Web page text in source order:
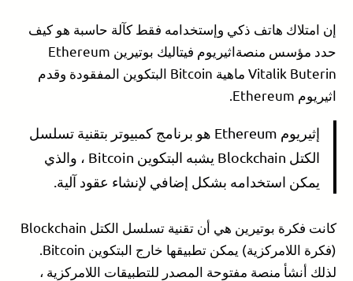
إن امتلاك هاتف ذكي وإستخدامه فقط كآلة حاسبة هو كيف
حدد مؤسس منصةاثيريوم فيتاليك بوتيرين Ethereum
Vitalik Buterin ماهية Bitcoin البتكوين المفقودة وقدم
اثيريوم Ethereum.
إثيريوم Ethereum هو برنامج كمبيوتر بتقنية تسلسل
الكتل Blockchain يشبه البتكوين Bitcoin ، والذي
يمكن استخدامه بشكل إضافي لإنشاء عقود آلية.
كانت فكرة بوتيرين هي أن تقنية تسلسل الكتل Blockchain
(فكرة اللامركزية) يمكن تطبيقها خارج البتكوين Bitcoin.
لذلك أنشأ منصة مفتوحة المصدر للتطبيقات اللامركزية ،